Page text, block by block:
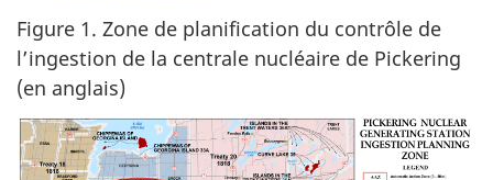
Figure 1. Zone de planification du contrôle de
l’ingestion de la centrale nucléaire de Pickering
(en anglais)